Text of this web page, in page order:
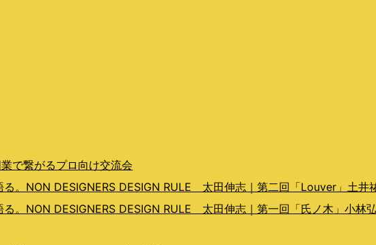
で繋がるプロ向け交流会
る。NON DESIGNERS DESIGN RULE 太田伸志｜第二回「Louver」土井
る。NON DESIGNERS DESIGN RULE 太田伸志｜第一回「氏ノ木」小林